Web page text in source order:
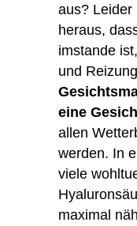
aus? Leider
heraus,
imstande
und
eine
allen
werden. In
viele
maximal